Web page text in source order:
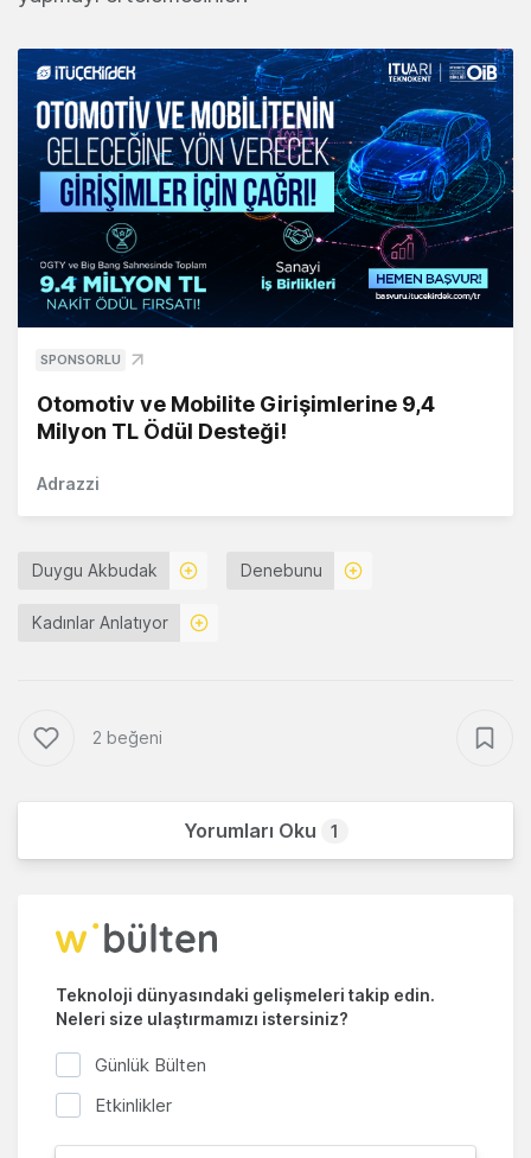
SPONSORLU
Otomotiv ve Mobilite Girişimlerine 9,4
Milyon TL Ödül Desteği!
Adrazzi
Duygu Akbudak Denebunu
Kadınlar Anlatıyor
2 beğeni
Yorumları Oku 1
Teknoloji dünyasındaki gelişmeleri takip edin.
Neleri size ulaştırmamızı istersiniz?
Günlük Bülten
Etkinlikler